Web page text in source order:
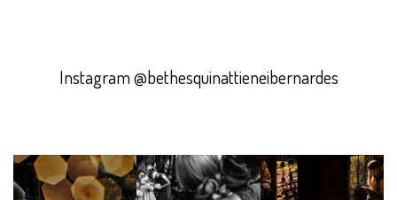
Instagram @bethesquinattieneibernardes